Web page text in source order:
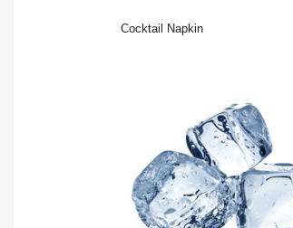
Cocktail Napkin